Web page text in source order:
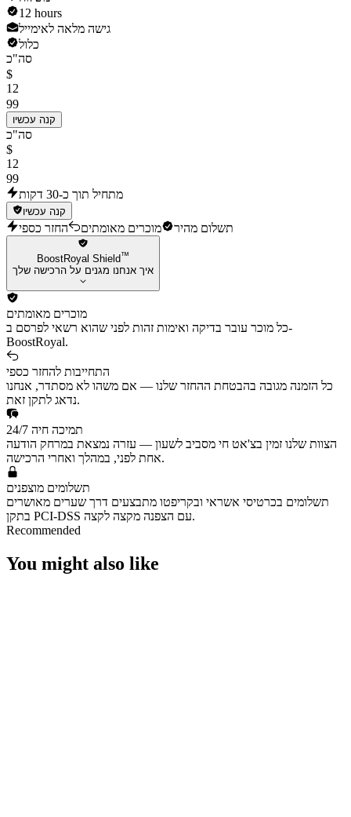
12 hours
גישה מלאה לאימייל
כלול
סה"כ
$
12
99
קנה עכשיו
סה"כ
$
12
99
מתחיל תוך כ-30 דקות
קנה עכשיו
תשלום מהיר מוכרים מאומתים החזר כספי
BoostRoyal Shield™
איך אנחנו מגנים על הרכישה שלך
מוכרים מאומתים
כל מוכר עובר בדיקה ואימות זהות לפני שהוא רשאי לפרסם ב-
BoostRoyal.
התחייבות להחזר כספי
כל הזמנה מגובה בהבטחת ההחזר שלנו — אם משהו לא מסתדר, אנחנו
נדאג לתקן זאת.
תמיכה חיה 24/7
הצוות שלנו זמין בצ'אט חי מסביב לשעון — עזרה נמצאת במרחק הודעה
אחת לפני, במהלך ואחרי הרכישה.
תשלומים מוצפנים
תשלומים בכרטיסי אשראי ובקריפטו מתבצעים דרך שערים מאושרים
בתקן PCI-DSS עם הצפנה מקצה לקצה.
Recommended
You might also like